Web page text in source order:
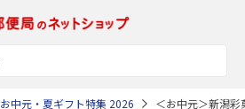
お中元・夏ギフト特集 2026 ＜お中元＞新潟